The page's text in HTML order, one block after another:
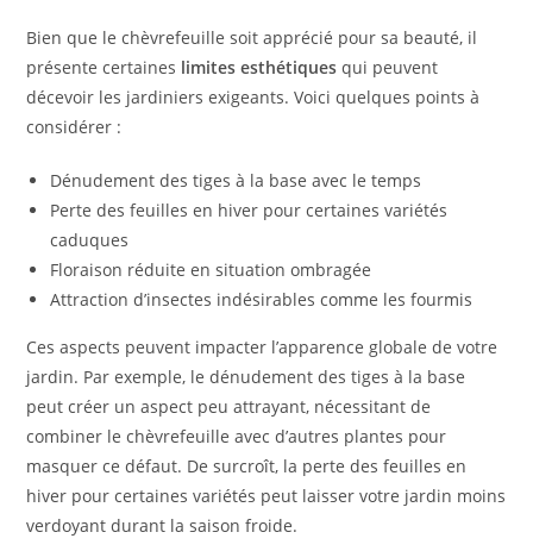
Bien que le chèvrefeuille soit apprécié pour sa beauté, il
présente certaines limites esthétiques qui peuvent
décevoir les jardiniers exigeants. Voici quelques points à
considérer :
Dénudement des tiges à la base avec le temps
Perte des feuilles en hiver pour certaines variétés
caduques
Floraison réduite en situation ombragée
Attraction d’insectes indésirables comme les fourmis
Ces aspects peuvent impacter l’apparence globale de votre
jardin. Par exemple, le dénudement des tiges à la base
peut créer un aspect peu attrayant, nécessitant de
combiner le chèvrefeuille avec d’autres plantes pour
masquer ce défaut. De surcroît, la perte des feuilles en
hiver pour certaines variétés peut laisser votre jardin moins
verdoyant durant la saison froide.